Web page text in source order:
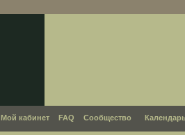
Мой кабинет FAQ Сообщество